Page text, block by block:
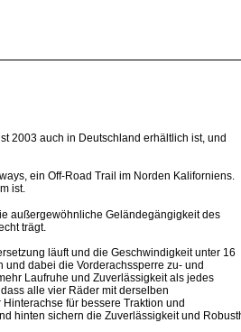
2003 auch in Deutschland erhältlich ist, und
ein Off-Road Trail im Norden Kaliforniens.
ist.
außergewöhnliche Geländegängigkeit des
trägt.
läuft und die Geschwindigkeit unter 16
dabei die Vorderachssperre zu- und
Laufruhe und Zuverlässigkeit als jedes
alle vier Räder mit derselben
für bessere Traktion und
hinten sichern die Zuverlässigkeit und